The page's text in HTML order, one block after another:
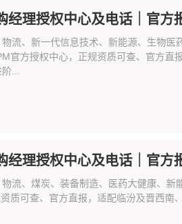
经理授权中心及电话｜官方
流、新一代信息技术、新能源、生物
官方授权中心，正规资质可查、官方
...
经理授权中心及电话｜官方
流、煤炭、装备制造、医药大健康、
质可查、官方直报，适配临汾及晋西